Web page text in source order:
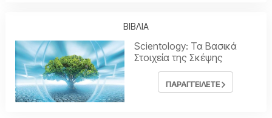
ΒΙΒΛΙΑ
Scientology: Τα Βασικά
Στοιχεία της Σκέψης
ΠΑΡΑΓΓΕΙΛΕΤΕ